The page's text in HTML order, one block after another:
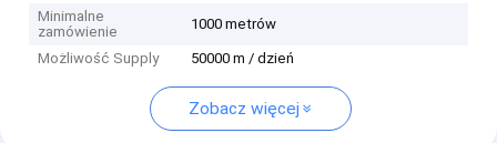
Minimalne
zamówienie
1000 metrów
Możliwość Supply 50000 m / dzień
Zobacz więcej